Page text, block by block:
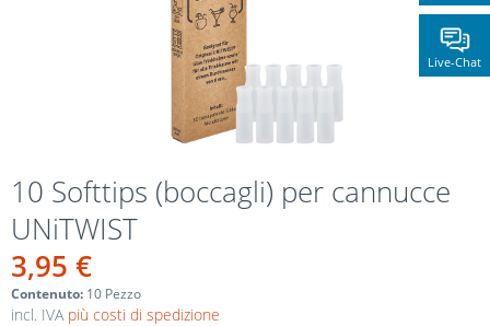
Live-Chat
10 Softtips (boccagli) per cannucce
UNiTWIST
3,95 €
Contenuto: 10 Pezzo
incl. IVA più costi di spedizione